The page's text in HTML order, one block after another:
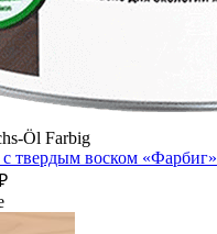
Öl Farbig
твердым воском «Фарбиг»